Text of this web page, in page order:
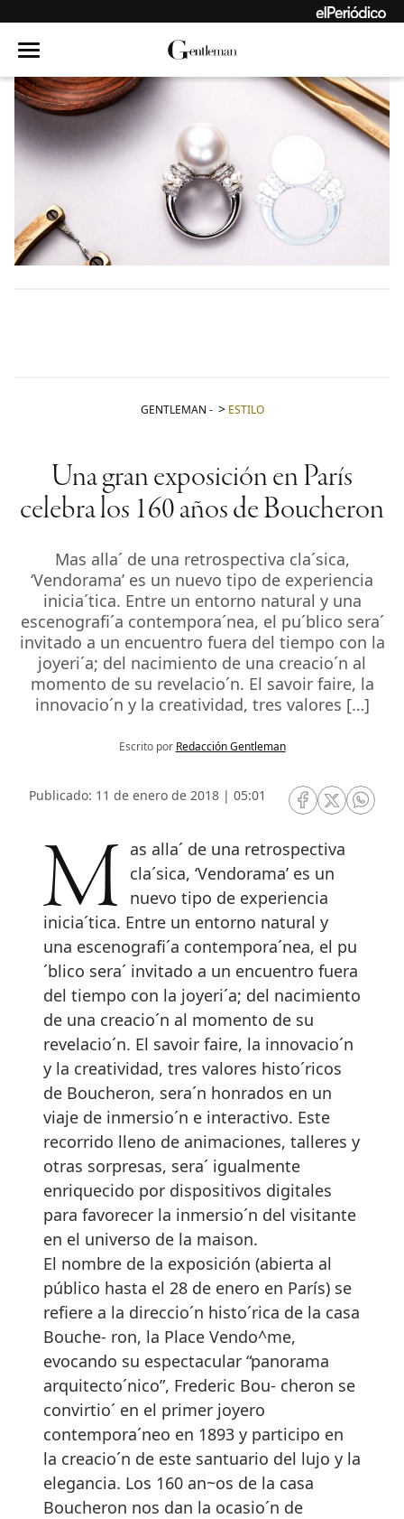
GENTLEMAN - ESTILO
Una gran exposición en París
celebra los 160 años de Boucheron
Mas alla´ de una retrospectiva cla´sica,
‘Vendorama’ es un nuevo tipo de experiencia
inicia´tica. Entre un entorno natural y una
escenografi´a contempora´nea, el pu´blico sera´
invitado a un encuentro fuera del tiempo con la
joyeri´a; del nacimiento de una creacio´n al
momento de su revelacio´n. El savoir faire, la
innovacio´n y la creatividad, tres valores […]
Escrito por Redacción Gentleman
Publicado: 11 de enero de 2018 | 05:01
RRSS Facebook
RRSSRRSS
Mas alla´ de una retrospectiva
cla´sica, ‘Vendorama’ es un
nuevo tipo de experiencia
inicia´tica. Entre un entorno natural y
una escenografi´a contempora´nea, el pu
´blico sera´ invitado a un encuentro fuera
del tiempo con la joyeri´a; del nacimiento
de una creacio´n al momento de su
revelacio´n. El savoir faire, la innovacio´n
y la creatividad, tres valores histo´ricos
de Boucheron, sera´n honrados en un
viaje de inmersio´n e interactivo. Este
recorrido lleno de animaciones, talleres y
otras sorpresas, sera´ igualmente
enriquecido por dispositivos digitales
para favorecer la inmersio´n del visitante
en el universo de la maison.
El nombre de la exposición (abierta al
público hasta el 28 de enero en París) se
refiere a la direccio´n histo´rica de la casa
Bouche- ron, la Place Vendo^me,
evocando su espectacular “panorama
arquitecto´nico”, Frederic Bou- cheron se
convirtio´ en el primer joyero
contempora´neo en 1893 y participo en
la creacio´n de este santuario del lujo y la
elegancia. Los 160 an~os de la casa
Boucheron nos dan la ocasio´n de